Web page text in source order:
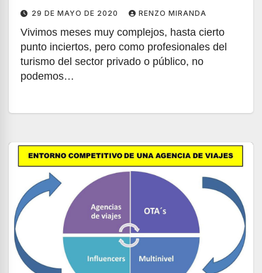
29 DE MAYO DE 2020 RENZO MIRANDA
Vivimos meses muy complejos, hasta cierto
punto inciertos, pero como profesionales del
turismo del sector privado o público, no
podemos…